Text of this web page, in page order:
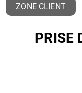
ZONE CLIENT
PRISE